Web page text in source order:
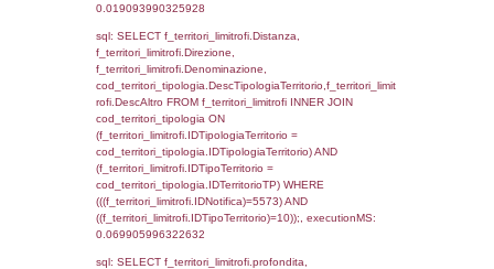
JOIN cod_territori_tipologia ON
(f_territori_limitrofi.IDTipologiaTerritorio =
cod_territori_tipologia.IDTipologiaTerritorio)
(f_territori_limitrofi.IDTipoTerritorio =
cod_territori_tipologia.IDTerritorioTP)
(((f_territori_limitrofi.IDNotifica)=5573) AND
((f_territori_limitrofi.IDTipoTerritorio)=3)),
0.070076942443848
sql: SELECT f_territori_limitrofi.Distanza,
f_territori_limitrofi.Direzione,